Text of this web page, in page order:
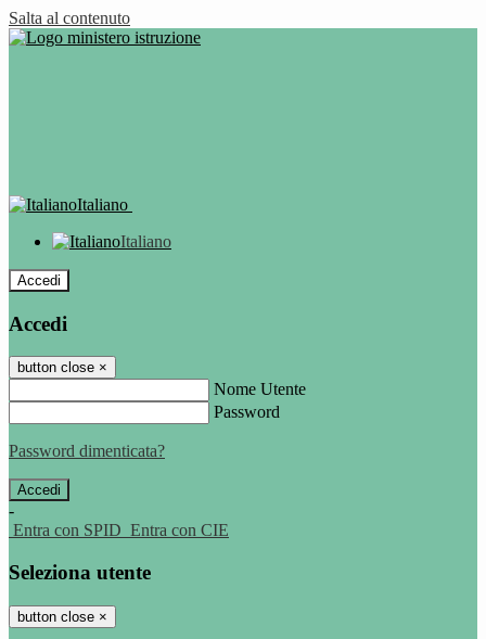
Salta al contenuto
Italiano
Italiano
Accedi
Accedi
button close ×
Nome Utente
Password
Password dimenticata?
-
Entra con SPID Entra con CIE
Seleziona utente
button close ×